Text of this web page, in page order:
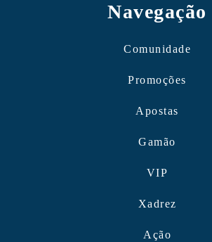
Navegação
Comunidade
Promoções
Apostas
Gamão
VIP
Xadrez
Ação